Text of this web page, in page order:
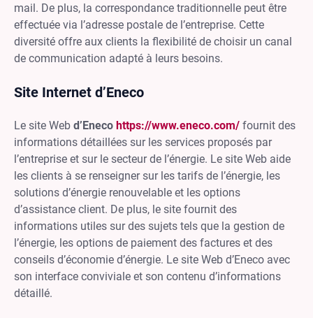
mail. De plus, la correspondance traditionnelle peut être
effectuée via l’adresse postale de l’entreprise. Cette
diversité offre aux clients la flexibilité de choisir un canal
de communication adapté à leurs besoins.
Site Internet d’Eneco
Le site Web d’Eneco https://www.eneco.com/ fournit des
informations détaillées sur les services proposés par
l’entreprise et sur le secteur de l’énergie. Le site Web aide
les clients à se renseigner sur les tarifs de l’énergie, les
solutions d’énergie renouvelable et les options
d’assistance client. De plus, le site fournit des
informations utiles sur des sujets tels que la gestion de
l’énergie, les options de paiement des factures et des
conseils d’économie d’énergie. Le site Web d’Eneco avec
son interface conviviale et son contenu d’informations
détaillé.